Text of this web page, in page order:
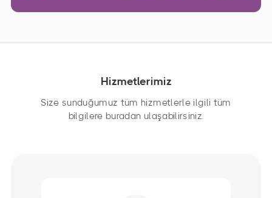
Hizmetlerimiz
Size sunduğumuz tüm hizmetlerle ilgili tüm
bilgilere buradan ulaşabilirsiniz.